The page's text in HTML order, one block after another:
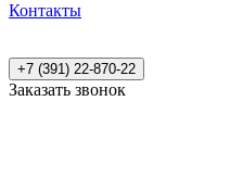
Контакты
+7 (391) 22-870-22
Заказать звонок